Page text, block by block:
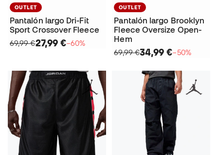
OUTLET
Pantalón largo Dri-Fit
Sport Crossover Fleece
69,99 €27,99 €−60%
OUTLET
Pantalón largo Brooklyn
Fleece Oversize Open-
Hem
69,99 €34,99 €−50%